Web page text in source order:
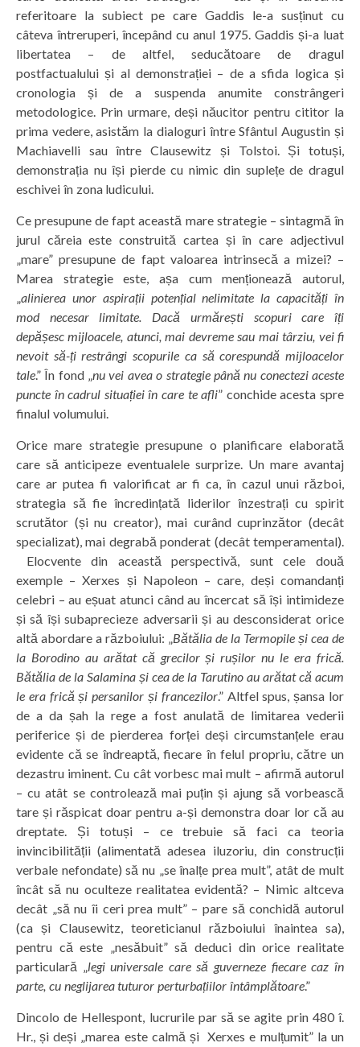
referitoare la subiect pe care Gaddis le-a susținut cu
câteva întreruperi, începând cu anul 1975. Gaddis și-a luat
libertatea – de altfel, seducătoare de dragul
postfactualului și al demonstrației – de a sfida logica și
cronologia și de a suspenda anumite constrângeri
metodologice. Prin urmare, deși năucitor pentru cititor la
prima vedere, asistăm la dialoguri între Sfântul Augustin și
Machiavelli sau între Clausewitz și Tolstoi. Și totuși,
demonstrația nu își pierde cu nimic din suplețe de dragul
eschivei în zona ludicului.
Ce presupune de fapt această mare strategie – sintagmă în
jurul căreia este construită cartea și în care adjectivul
„mare” presupune de fapt valoarea intrinsecă a mizei? –
Marea strategie este, așa cum menționează autorul,
„alinierea unor aspirații potențial nelimitate la capacități în
mod necesar limitate. Dacă urmărești scopuri care îți
depășesc mijloacele, atunci, mai devreme sau mai târziu, vei fi
nevoit să-ți restrângi scopurile ca să corespundă mijloacelor
tale.” În fond „nu vei avea o strategie până nu conectezi aceste
puncte în cadrul situației în care te afli” conchide acesta spre
finalul volumului.
Orice mare strategie presupune o planificare elaborată
care să anticipeze eventualele surprize. Un mare avantaj
care ar putea fi valorificat ar fi ca, în cazul unui război,
strategia să fie încredințată liderilor înzestrați cu spirit
scrutător (și nu creator), mai curând cuprinzător (decât
specializat), mai degrabă ponderat (decât temperamental).
Elocvente din această perspectivă, sunt cele două
exemple – Xerxes și Napoleon – care, deși comandanți
celebri – au eșuat atunci când au încercat să își intimideze
și să își subaprecieze adversarii și au desconsiderat orice
altă abordare a războiului: „Bătălia de la Termopile și cea de
la Borodino au arătat că grecilor și rușilor nu le era frică.
Bătălia de la Salamina și cea de la Tarutino au arătat că acum
le era frică și persanilor și francezilor.” Altfel spus, șansa lor
de a da șah la rege a fost anulată de limitarea vederii
periferice și de pierderea forței deși circumstanțele erau
evidente că se îndreaptă, fiecare în felul propriu, către un
dezastru iminent. Cu cât vorbesc mai mult – afirmă autorul
– cu atât se controlează mai puțin și ajung să vorbească
tare și răspicat doar pentru a-și demonstra doar lor că au
dreptate. Și totuși – ce trebuie să faci ca teoria
invincibilității (alimentată adesea iluzoriu, din construcții
verbale nefondate) să nu „se înalțe prea mult”, atât de mult
încât să nu oculteze realitatea evidentă? – Nimic altceva
decât „să nu îi ceri prea mult” – pare să conchidă autorul
(ca și Clausewitz, teoreticianul războiului înaintea sa),
pentru că este „nesăbuit” să deduci din orice realitate
particulară „legi universale care să guverneze fiecare caz în
parte, cu neglijarea tuturor perturbațiilor întâmplătoare.”
Dincolo de Hellespont, lucrurile par să se agite prin 480 î.
Hr., și deși „marea este calmă și Xerxes e mulțumit” la un